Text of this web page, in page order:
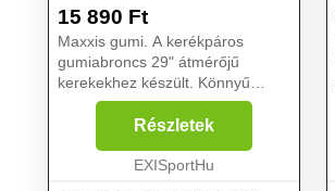
15 890 Ft
Maxxis gumi. A kerékpáros
gumiabroncs 29" átmérőjű
kerekekhez készült. Könnyű
agresszív abroncs közepes és
technikás terepen való
pályákhoz. burkolatlan
kanyarokban. Az abroncs
Részletek
EXISportHu